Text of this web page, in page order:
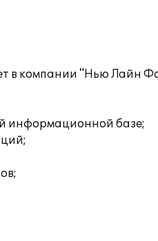
в компании "Нью Лайн
информационной базе;